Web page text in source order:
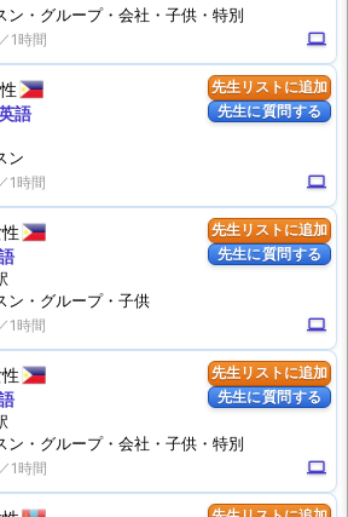
computer
ン ・グループ・会社・子供・特別
先生リストに追加
先生に質問する
computer
語
ン
先生リストに追加
先生に質問する
computer
ン ・グループ・子供
先生リストに追加
先生に質問する
computer
ン ・グループ・会社・子供・特別